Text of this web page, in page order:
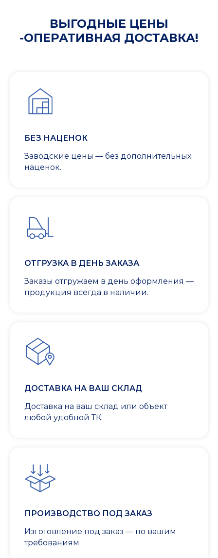
ВЫГОДНЫЕ ЦЕНЫ
-ОПЕРАТИВНАЯ ДОСТАВКА!
БЕЗ НАЦЕНОК
Заводские цены — без дополнительных
наценок.
ОТГРУЗКА В ДЕНЬ ЗАКАЗА
Заказы отгружаем в день оформления —
продукция всегда в наличии.
ДОСТАВКА НА ВАШ СКЛАД
Доставка на ваш склад или объект
любой удобной ТК.
ПРОИЗВОДСТВО ПОД ЗАКАЗ
Изготовление под заказ — по вашим
требованиям.